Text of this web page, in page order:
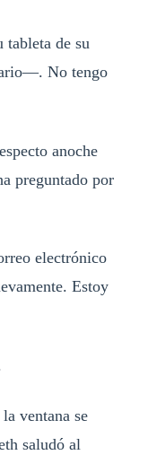
de su
No tengo
anoche
preguntado por
electrónico
Estoy
ventana se
saludó al